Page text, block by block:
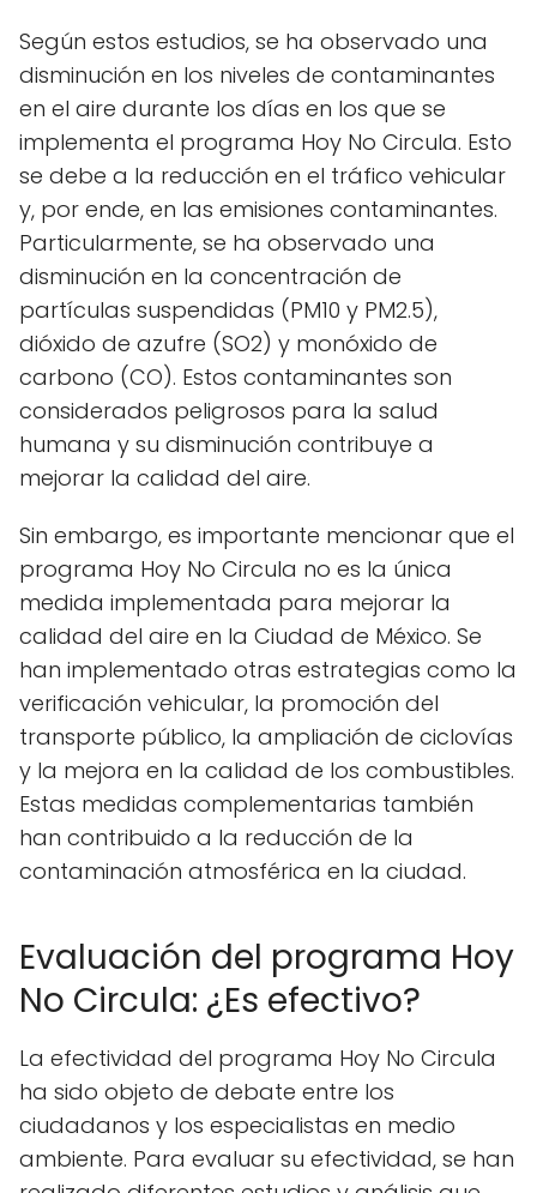
Según estos estudios, se ha observado una
disminución en los niveles de contaminantes
en el aire durante los días en los que se
implementa el programa Hoy No Circula. Esto
se debe a la reducción en el tráfico vehicular
y, por ende, en las emisiones contaminantes.
Particularmente, se ha observado una
disminución en la concentración de
partículas suspendidas (PM10 y PM2.5),
dióxido de azufre (SO2) y monóxido de
carbono (CO). Estos contaminantes son
considerados peligrosos para la salud
humana y su disminución contribuye a
mejorar la calidad del aire.
Sin embargo, es importante mencionar que el
programa Hoy No Circula no es la única
medida implementada para mejorar la
calidad del aire en la Ciudad de México. Se
han implementado otras estrategias como la
verificación vehicular, la promoción del
transporte público, la ampliación de ciclovías
y la mejora en la calidad de los combustibles.
Estas medidas complementarias también
han contribuido a la reducción de la
contaminación atmosférica en la ciudad.
Evaluación del programa Hoy
No Circula: ¿Es efectivo?
La efectividad del programa Hoy No Circula
ha sido objeto de debate entre los
ciudadanos y los especialistas en medio
ambiente. Para evaluar su efectividad, se han